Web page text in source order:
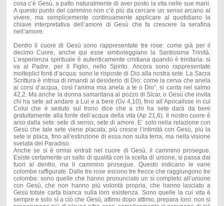
cosa c’è Gesù, a patto naturalmente di aver posto la vita nelle sue mani.
A questo punto del cammino non c’è più da cercare un senso arcano al
vivere, ma semplicemente continuamente applicare al quotidiano la
chiave interpretativa dell’amore di Gesù che fa crescere la serafina
nell’amore.
Dentro il cuore di Gesù sono rappresentate tre rose: come già per il
decimo Cuore, anche qui esse simboleggiano la Santissima Trinità.
L’esperienza spirituale è autenticamente cristiana quando è trinitaria: si
va al Padre, per il Figlio, nello Spirito. Ancora sono rappresentate
molteplici fonti d’acqua: sono le risposte di Dio alla nostra sete. La Sacra
Scrittura è intrisa di rimandi al desiderio di Dio: come la cerva che anela
ai corsi d’acqua, così l’anima mia anela a te o Dio”, si canta nel salmo
42,2. Ma anche la donna samaritana al pozzo di Sicar, o Gesù che invita
chi ha sete ad andare a Lui e a bere (Gv 4,10), fino all’Apocalisse in cui
Colui che è seduto sul trono dice che a chi ha sete darà da bere
gratuitamente alla fonte dell’acqua della vita (Ap 21,6). Il nostro cuore è
arso dalla sete: sete di senso, sete di amore. E’ solo nella relazione con
Gesù che tale sete viene placata; più cresce l’intimità con Gesù, più la
sete si placa, fino all’estinzione di essa non sulla terra, ma nella visione
svelata del Paradiso.
Anche se si è ormai entrati nel cuore di Gesù, il cammino prosegue.
Esiste certamente un salto di qualità con la scelta di unione, si passa dal
fuori al dentro, ma il cammino prosegue. Questo indicano le varie
colombe raffigurate. Dalle tre rose escono tre frecce che raggiungono tre
colombe: sono quelle che hanno pronunciato un sì completo all’unione
con Gesù, che non hanno più volontà propria, che hanno lasciato a
Gesù totale carta bianca sulla loro esistenza. Sono quelle la cui vita è
sempre e solo sì a ciò che Gesù, attimo dopo attimo, prepara loro: non si